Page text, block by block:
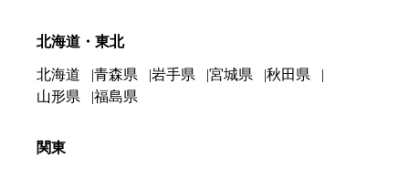
北海道・東北
北海道 青森県 岩手県 宮城県
秋田県
山形県
福島県
関東